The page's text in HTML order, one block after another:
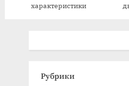
характеристики
Рубрики